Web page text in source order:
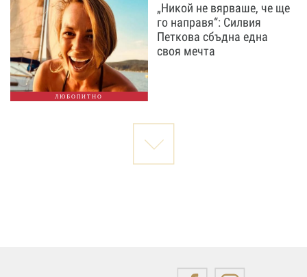
ЛЮБОПИТНО
„Никой не вярваше, че ще
го направя“: Силвия
Петкова сбъдна една
своя мечта